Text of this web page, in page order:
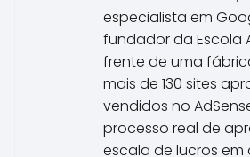
especialista em
fundador da Escola
frente de uma
mais de 130 sites
vendidos no
processo real de
escala de lucros em